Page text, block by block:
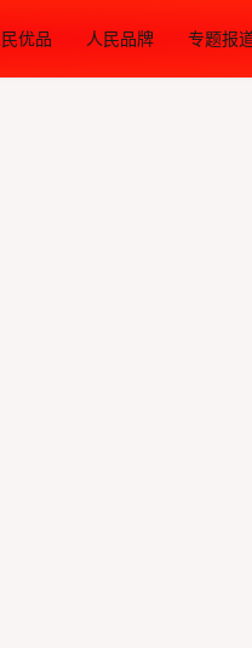
优品 人民品牌 专题报